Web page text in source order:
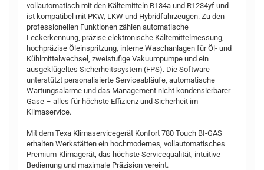
vollautomatisch mit den Kältemitteln R134a und R1234yf und
ist kompatibel mit PKW, LKW und Hybridfahrzeugen. Zu den
professionellen Funktionen zählen automatische
Leckerkennung, präzise elektronische Kältemittelmessung,
hochpräzise Öleinspritzung, interne Waschanlagen für Öl- und
Kühlmittelwechsel, zweistufige Vakuumpumpe und ein
ausgeklügeltes Sicherheitssystem (FPS). Die Software
unterstützt personalisierte Serviceabläufe, automatische
Wartungsalarme und das Management nicht kondensierbarer
Gase – alles für höchste Effizienz und Sicherheit im
Klimaservice.
Mit dem Texa Klimaservicegerät Konfort 780 Touch BI-GAS
erhalten Werkstätten ein hochmodernes, vollautomatisches
Premium-Klimagerät, das höchste Servicequalität, intuitive
Bedienung und maximale Präzision vereint.